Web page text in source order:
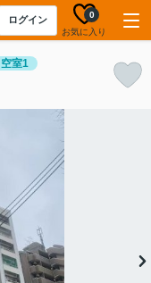
ログイン
お気に入り
0
空室1